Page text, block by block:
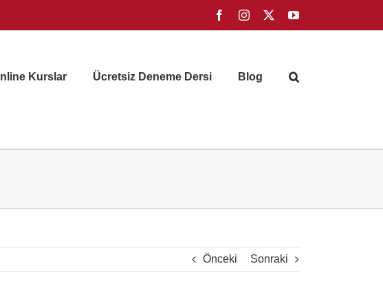
FacebookInstagram YouTube
Kurslar Ücretsiz Deneme Dersi Blog
Önceki Sonraki